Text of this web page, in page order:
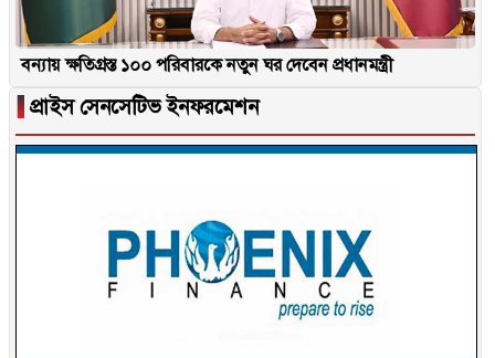
বন্যায় ক্ষতিগ্রস্ত ১০০ পরিবারকে নতুন ঘর দেবেন প্রধানমন্ত্রী
▐ প্রাইস সেনসেটিভ ইনফরমেশন